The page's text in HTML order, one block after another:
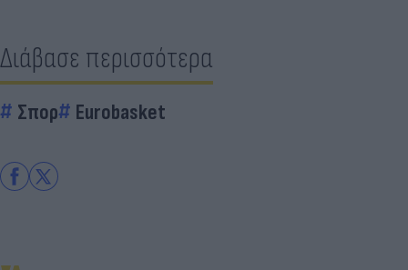
Διάβασε περισσότερα
Σπορ Eurobasket